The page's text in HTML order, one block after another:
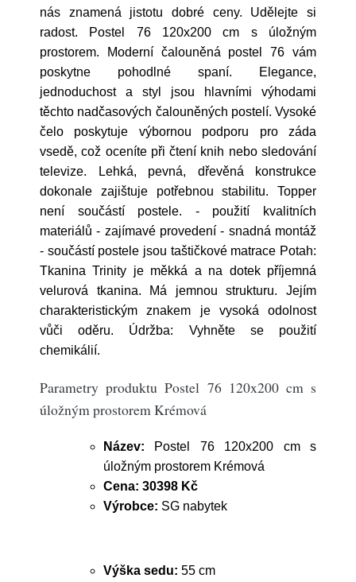
nás znamená jistotu dobré ceny. Udělejte si
radost. Postel 76 120x200 cm s úložným
prostorem. Moderní čalouněná postel 76 vám
poskytne pohodlné spaní. Elegance,
jednoduchost a styl jsou hlavními výhodami
těchto nadčasových čalouněných postelí. Vysoké
čelo poskytuje výbornou podporu pro záda
vsedě, což oceníte při čtení knih nebo sledování
televize. Lehká, pevná, dřevěná konstrukce
dokonale zajištuje potřebnou stabilitu. Topper
není součástí postele. - použití kvalitních
materiálů - zajímavé provedení - snadná montáž
- součástí postele jsou taštičkové matrace Potah:
Tkanina Trinity je měkká a na dotek příjemná
velurová tkanina. Má jemnou strukturu. Jejím
charakteristickým znakem je vysoká odolnost
vůči oděru. Údržba: Vyhněte se použití
chemikálií.
Parametry produktu Postel 76 120x200 cm s
úložným prostorem Krémová
Název: Postel 76 120x200 cm s
úložným prostorem Krémová
Cena: 30398 Kč
Výrobce: SG nabytek
Výška sedu: 55 cm